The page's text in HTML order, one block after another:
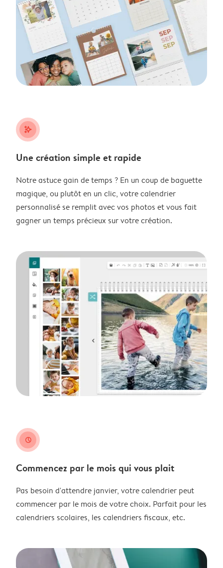
stars_plus
Une création simple et rapide
Notre astuce gain de temps ? En un coup de baguette
magique, ou plutôt en un clic, votre calendrier
personnalisé se remplit avec vos photos et vous fait
gagner un temps précieux sur votre création.
clock
Commencez par le mois qui vous plait
Pas besoin d'attendre janvier, votre calendrier peut
commencer par le mois de votre choix. Parfait pour les
calendriers scolaires, les calendriers fiscaux, etc.